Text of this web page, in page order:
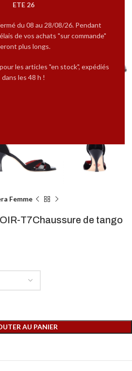
ETE 26
du 08 au 28/08/26. Pendant
de vos achats "sur commande"
plus longs.
les articles "en stock", expédiés
dans les 48 h !
Femme
T7Chaussure de tango
AU PANIER